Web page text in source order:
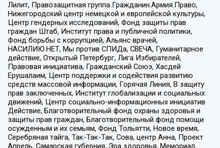
Лилит, Правозащитная группа Гражданин.Армия.Право,
Нижегородский центр немецкой и европейской культуры,
Центр гендерных исследований, Фонд защиты прав
граждан Штаб, Институт права и публичной политики,
Фонд борьбы с коррупцией, Альянс врачей,
НАСИЛИЮ.НЕТ, Мы против СПИДа, СВЕЧА, Гуманитарное
действие, Открытый Петербург, Лига Избирателей,
Правовая инициатива, Гражданский Союз, Хасдей
Ерушалаим, Центр поддержки и содействия развитию
средств массовой информации, Горячая Линия, В защиту
прав заключенных, Институт глобализации и социальных
движений, Центр социально-информационных инициатив
Действие, Благотворительный фонд охраны здоровья и
защиты прав граждан, Благотворительный фонд помощи
осужденным и их семьям, Фонд Тольятти, Новое время,
Серебряная тайга, Так-Так-Так, Сова, центр Анна, Проект
Апрель, Самарская губерния, Эра здоровья, Мемориал,